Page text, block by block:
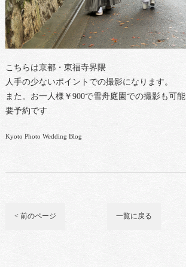
こちらは京都・東福寺界隈
人手の少ないポイントでの撮影になります。
また。お一人様￥900で雪舟庭園での撮影も可能
要予約です
Kyoto Photo Wedding Blog
< 前のページ 一覧に戻る